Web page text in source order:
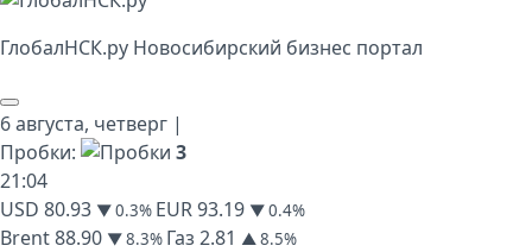
ГлобалНСК.py Новосибирский бизнес портал
6 августа, четверг |
Пробки:
3
21:04
USD 80.93 ▼ 0.3% EUR93.19 ▼ 0.4%
Brent88.90 ▼ 8.3% Газ 2.81 ▲ 8.5%